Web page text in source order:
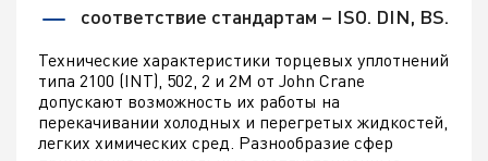
соответствие стандартам – ISO. DIN, BS.
Технические характеристики торцевых уплотнений
типа 2100 (INT), 502, 2 и 2М от John Crane
допускают возможность их работы на
перекачивании холодных и перегретых жидкостей,
легких химических сред. Разнообразие сфер